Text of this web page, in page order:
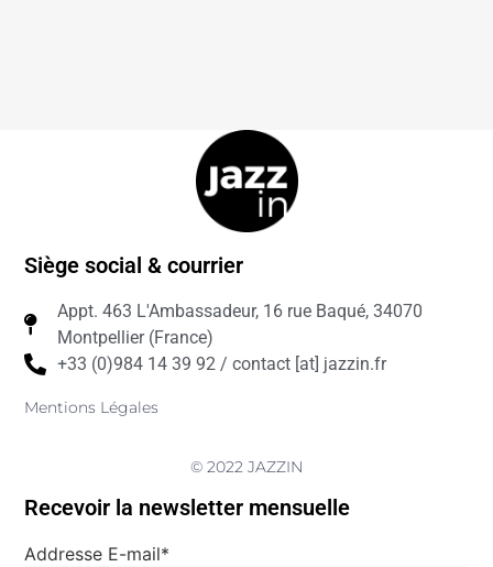
Siège social & courrier
Appt. 463 L'Ambassadeur, 16 rue Baqué, 34070
Montpellier (France)
+33 (0)984 14 39 92 / contact [at] jazzin.fr
Mentions Légales
© 2022 JAZZIN
Recevoir la newsletter mensuelle
Addresse E-mail*